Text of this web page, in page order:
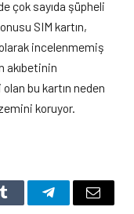
çok sayıda şüpheli
SIM kartın,
incelenmemiş
akıbetinin
bu kartın neden
koruyor.
Tumblr TelegramEmail